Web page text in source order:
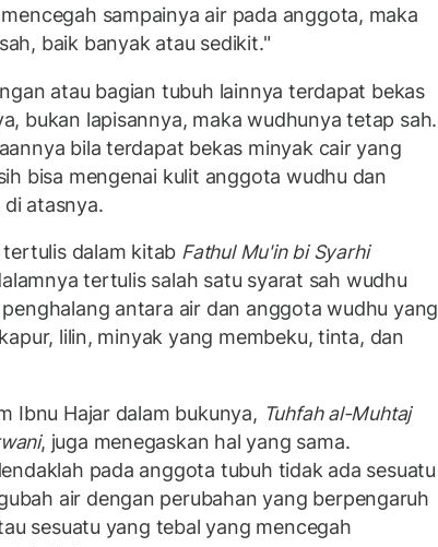
sampainya air pada anggota, maka
baik banyak atau sedikit."
atau bagian tubuh lainnya terdapat bekas
bukan lapisannya, maka wudhunya tetap sah.
bila terdapat bekas minyak cair yang
bisa mengenai kulit anggota wudhu dan
atasnya.
tertulis dalam kitab Fathul Mu'in bi Syarhi
tertulis salah satu syarat sah wudhu
antara air dan anggota wudhu yang
lilin, minyak yang membeku, tinta, dan
Ibnu Hajar dalam bukunya, Tuhfah al-Muhtaj
, juga menegaskan hal yang sama.
pada anggota tubuh tidak ada sesuatu
air dengan perubahan yang berpengaruh
sesuatu yang tebal yang mencegah